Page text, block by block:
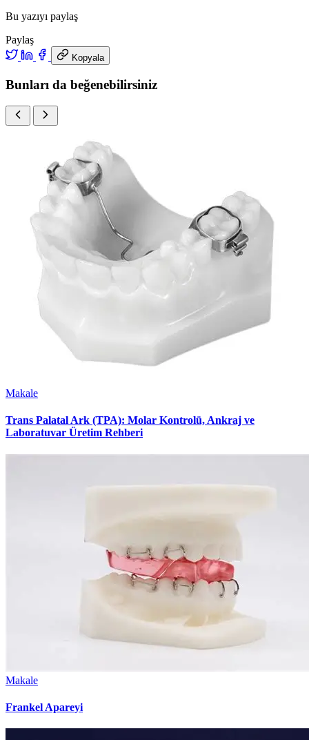
Bu yazıyı paylaş
Paylaş
Kopyala
Bunları da beğenebilirsiniz
Makale
Trans Palatal Ark (TPA): Molar Kontrolü, Ankraj ve
Laboratuvar Üretim Rehberi
Makale
Frankel Apareyi